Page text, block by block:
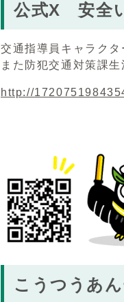
公式X 安全
交通指導員キャラク
また防犯交通対策課
http://
こうつうあ